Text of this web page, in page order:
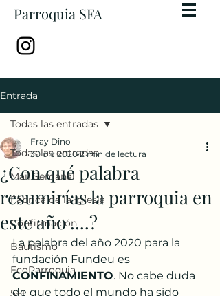
Parroquia SFA
Entrada
Todas las entradas
Mail Semanal
Fábrica de la Iglesia
Confirmación
Bautismo
EcoParroquia
5+1
Todas las entradas
¿Con qué palabra
resumirías la parroquia en
este año ....?
Fray Dino
30 dic 2020 2 min de lectura
La palabra del año 2020 para la
fundación Fundeu es
CONFINAMIENTO. No cabe duda
de que todo el mundo ha sido